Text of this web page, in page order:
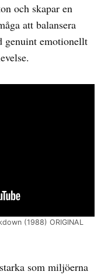
och skapar en
att balansera
genuint emotionellt
(1988) ORIGINAL
som miljöerna